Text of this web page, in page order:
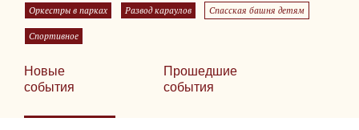
Оркестры в парках Развод караулов Спасская башня детям
Спортивное
Новые
события
Прошедшие
события